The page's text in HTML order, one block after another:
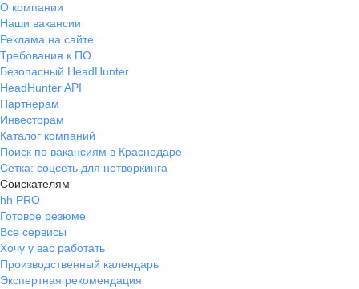
О компании
Наши вакансии
Реклама на сайте
Требования к ПО
Безопасный HeadHunter
HeadHunter API
Партнерам
Инвесторам
Каталог компаний
Поиск по вакансиям в Краснодаре
Сетка: соцсеть для нетворкинга
Соискателям
hh PRO
Готовое резюме
Все сервисы
Хочу у вас работать
Производственный календарь
Экспертная рекомендация